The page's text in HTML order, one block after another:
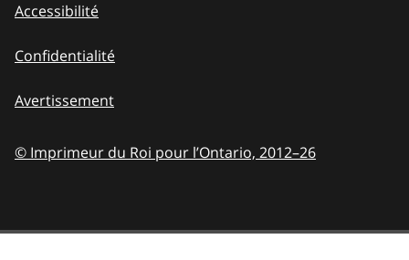
Accessibilité
Confidentialité
Avertissement
© Imprimeur du Roi pour l’Ontario, 2012–26